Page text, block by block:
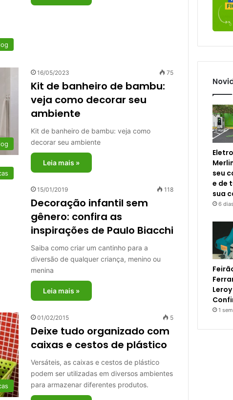
16/05/2023 75
Kit de banheiro de bambu:
veja como decorar seu
ambiente
Kit de banheiro de bambu: veja como
decorar seu ambiente
Leia mais »
15/01/2019 118
Decoração infantil sem
gênero: confira as
inspirações de Paulo Biacchi
Saiba como criar um cantinho para a
diversão de qualquer criança, menino ou
menina
Leia mais »
01/02/2015 5
Deixe tudo organizado com
caixas e cestos de plástico
Versáteis, as caixas e cestos de plástico
podem ser utilizadas em diversos ambientes
para armazenar diferentes produtos.
seu
e de
sua
6
1